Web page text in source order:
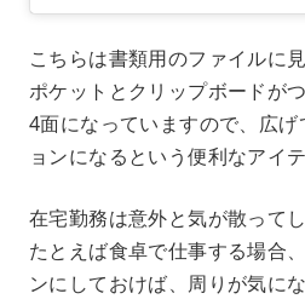
こちらは書類用のファイルに
ポケットとクリップボードがつ
4面になっていますので、広
ョンになるという便利なアイテ
在宅勤務は意外と気が散って
たとえば食卓で仕事する場合
ンにしておけば、周りが気にな